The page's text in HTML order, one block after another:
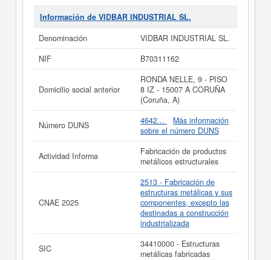
metálicos estructurales, de carpintería metálica, puertas,
ventanas y cornisas; así como la comercialización de
empresa es 2513 - Fabricación de estructuras metálicas
construcción industrializada. El número SIC asociado
VIDBAR INDUSTRIAL SL.se ha consultado el
30/03/2020, acumulando un total de consultas de 7.
Para informase a qué subvenciones puede aspirar esta
empresa puede realizarlo aquí mismo. Esta empresa
tiene un capital aproximado de 3.100 a 60.000 €. El
Registro Mercantil tiene registrada esta empresa en
Madrid y el BORME ha publicado hasta ahora 8 actos.
Si está interesado en conocer más datos de la empresa
VIDBAR INDUSTRIAL SL. puedeacceder
inmediatamente a este Informe ampliado
de VIDBAR
INDUSTRIAL SL. y consultar los resultados de sus años
de actividad, así como los balances y cuentas de
resultados disponibles.
La última actualización del informe de empresa se ha
realizado el 27/10/2023.
Información de VIDBAR INDUSTRIAL SL.
Denominación
VIDBAR INDUSTRIAL SL.
NIF
B70311162
Domicilio social anterior
RONDA NELLE, 9 - PISO
8 IZ - 15007 A CORUÑA
(Coruña, A)
Número DUNS 4642...
Más información
sobre el número DUNS
Actividad Informa
Fabricación de productos
metálicos estructurales
CNAE 2025
2513 - Fabricación de
estructuras metálicas y sus
componentes, excepto las
destinadas a construcción
industrializada
SIC
34410000 - Estructuras
metálicas fabricadas